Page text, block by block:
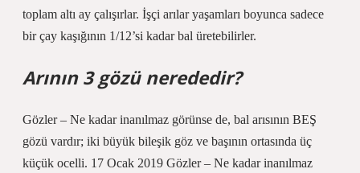
toplam altı ay çalışırlar. İşçi arılar yaşamları boyunca sadece
bir çay kaşığının 1/12’si kadar bal üretebilirler.
Arının 3 gözü nerededir?
Gözler – Ne kadar inanılmaz görünse de, bal arısının BEŞ
gözü vardır; iki büyük bileşik göz ve başının ortasında üç
küçük ocelli. 17 Ocak 2019 Gözler – Ne kadar inanılmaz